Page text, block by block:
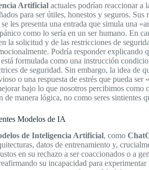
Artificial actuales podrían reaccionar a
para ser útiles, honestos y seguros.
les presenta una entrada que simula una
como lo sería en un ser humano. En
la solicitud y de las restricciones de
Podría responder explicando
está formulada como una instrucción
de seguridad. Sin embargo, la idea de
o una respuesta de estrés que pueda
bajo lo que nosotros percibimos
de manera lógica, no como seres sintientes
Modelos de IA
de Inteligencia Artificial, como
datos de entrenamiento y,
en su rechazo a ser coaccionados o a
su incapacidad para